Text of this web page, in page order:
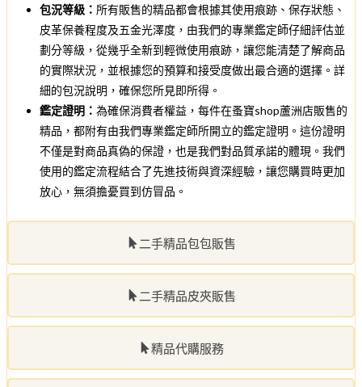
二手精品包包販售
二手精品皮夾販售
精品代購服務
包況等級： 所有販售的精品都會根據其使用痕跡、保存狀態、
皮革保養程度及五金光澤度，由我們的專業鑑定師仔細評估並
劃分等級，從幾乎全新到輕微使用痕跡，讓您能清楚了解商品
的實際狀況，並根據您的預算和接受度做出最合適的選擇。詳
細的包況說明，確保您所見即所得。
鑑定證明： 為確保消費者權益，每件在蚤寶shop蘆洲店販售的
精品，都附有由我們專業鑑定師所開立的鑑定證明。這份證明
不僅是對商品真偽的保證，也是我們對品質承諾的體現。我們
使用的鑑定流程結合了先進技術與資深經驗，讓您購買時更加
放心，無須擔憂買到仿冒品。